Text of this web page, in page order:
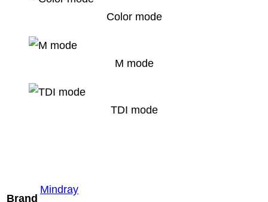
Color mode
M mode
TDI mode
Brand
Mindray